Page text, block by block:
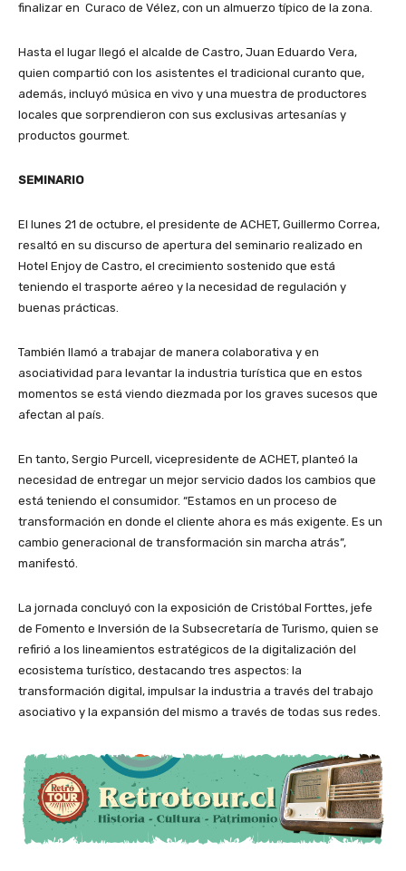
finalizar en Curaco de Vélez, con un almuerzo típico de la zona.
Hasta el lugar llegó el alcalde de Castro, Juan Eduardo Vera,
quien compartió con los asistentes el tradicional curanto que,
además, incluyó música en vivo y una muestra de productores
locales que sorprendieron con sus exclusivas artesanías y
productos gourmet.
SEMINARIO
El lunes 21 de octubre, el presidente de ACHET, Guillermo Correa,
resaltó en su discurso de apertura del seminario realizado en
Hotel Enjoy de Castro, el crecimiento sostenido que está
teniendo el trasporte aéreo y la necesidad de regulación y
buenas prácticas.
También llamó a trabajar de manera colaborativa y en
asociatividad para levantar la industria turística que en estos
momentos se está viendo diezmada por los graves sucesos que
afectan al país.
En tanto, Sergio Purcell, vicepresidente de ACHET, planteó la
necesidad de entregar un mejor servicio dados los cambios que
está teniendo el consumidor. “Estamos en un proceso de
transformación en donde el cliente ahora es más exigente. Es un
cambio generacional de transformación sin marcha atrás”,
manifestó.
La jornada concluyó con la exposición de Cristóbal Forttes, jefe
de Fomento e Inversión de la Subsecretaría de Turismo, quien se
refirió a los lineamientos estratégicos de la digitalización del
ecosistema turístico, destacando tres aspectos: la
transformación digital, impulsar la industria a través del trabajo
asociativo y la expansión del mismo a través de todas sus redes.